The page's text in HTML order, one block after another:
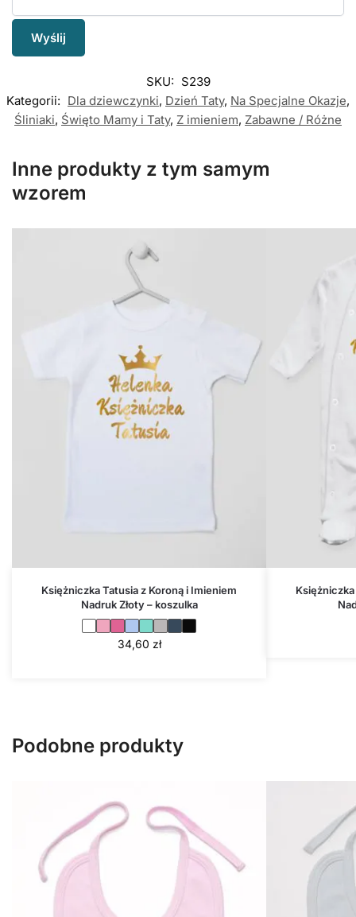
SKU: S239
Kategorii: Dla dziewczynki, Dzień Taty, Na Specjalne Okazje,
Śliniaki, Święto Mamy i Taty, Z imieniem, Zabawne / Różne
Inne produkty z tym samym
wzorem
Księżniczka Tatusia z Koroną i Imieniem
Nadruk Złoty – koszulka
34,60 zł
Podobne produkty